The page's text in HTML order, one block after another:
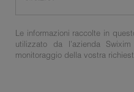
Le informazioni raccolte in
utilizzato da l'azienda
monitoraggio della vostra